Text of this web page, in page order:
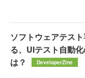
ソフトウェアテス
る、UIテスト自動
は？
DeveloperZine